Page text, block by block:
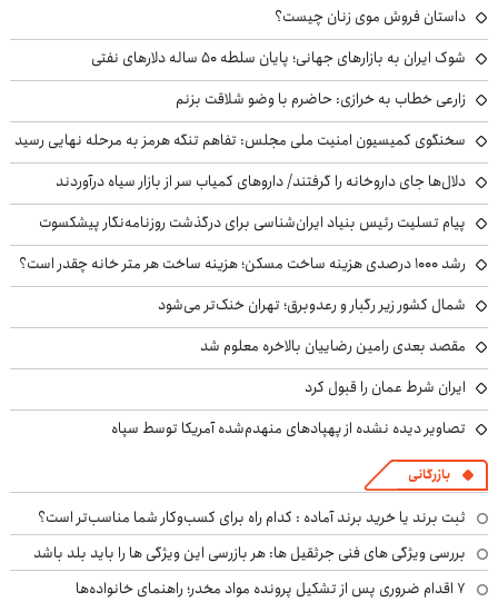
داستان فروش موی زنان چیست؟
شوک ایران به بازارهای جهانی؛ پایان سلطه ۵۰ ساله دلارهای نفتی
زارعی خطاب به خرازی: حاضرم با وضو شلاقت بزنم
سخنگوی کمیسیون امنیت ملی مجلس: تفاهم تنگه هرمز به مرحله نهایی رسید
دلال‌ها جای داروخانه را گرفتند/ داروهای کمیاب سر از بازار سیاه درآوردند
پیام تسلیت رئیس بنیاد ایران‌شناسی برای درگذشت روزنامه‌نگار پیشکسوت
رشد ۱۰۰۰ درصدی هزینه ساخت مسکن؛ هزینه ساخت هر متر خانه چقدر است؟
شمال کشور زیر رگبار و رعدوبرق؛ تهران خنک‌تر می‌شود
مقصد بعدی رامین رضاییان بالاخره معلوم شد
ایران شرط عمان را قبول کرد
تصاویر دیده نشده از پهپادهای منهدم‌شده آمریکا توسط سپاه
بازرگانی
ثبت برند یا خرید برند آماده : کدام راه برای کسب‌وکار شما مناسب‌تر است؟
بررسی ویژگی های فنی جرثقیل ها: هر بازرسی این ویژگی ها را باید بلد باشد
۷ اقدام ضروری پس از تشکیل پرونده مواد مخدر؛ راهنمای خانواده‌ها